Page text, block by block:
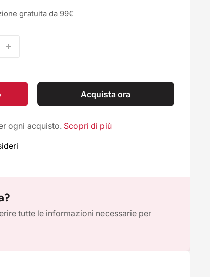
gratuita da 99€
Acquista ora
ogni acquisto. Scopri di più
tutte le informazioni necessarie per